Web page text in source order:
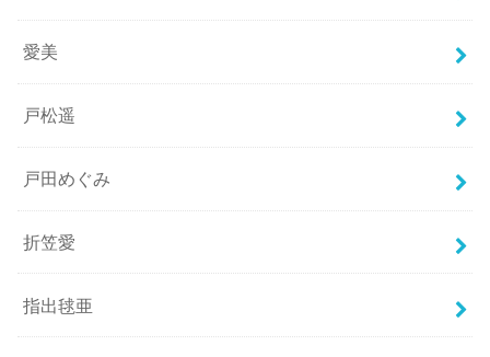
愛美
戸松遥
戸田めぐみ
折笠愛
指出毬亜